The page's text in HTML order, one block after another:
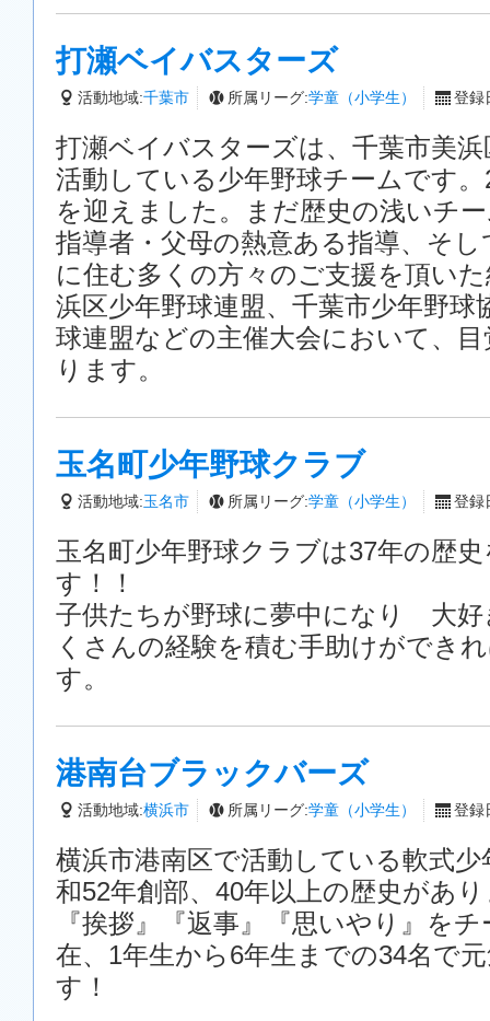
打瀬ベイバスターズ
活動地域:千葉市 所属リーグ:学童（小学生） 登録
打瀬ベイバスターズは、千葉市美
活動している少年野球チームです
を迎えました。まだ歴史の浅いチ
指導者・父母の熱意ある指導、そ
に住む多くの方々のご支援を頂い
浜区少年野球連盟、千葉市少年野球
球連盟などの主催大会において、
ります。
玉名町少年野球クラブ
活動地域:玉名市 所属リーグ:学童（小学生） 登録
玉名町少年野球クラブは37年の歴
す！！
子供たちが野球に夢中になり 大
くさんの経験を積む手助けができ
す。
港南台ブラックバーズ
活動地域:横浜市 所属リーグ:学童（小学生） 登録
横浜市港南区で活動している軟式
和52年創部、40年以上の歴史があ
『挨拶』『返事』『思いやり』を
在、1年生から6年生までの34名で
す！